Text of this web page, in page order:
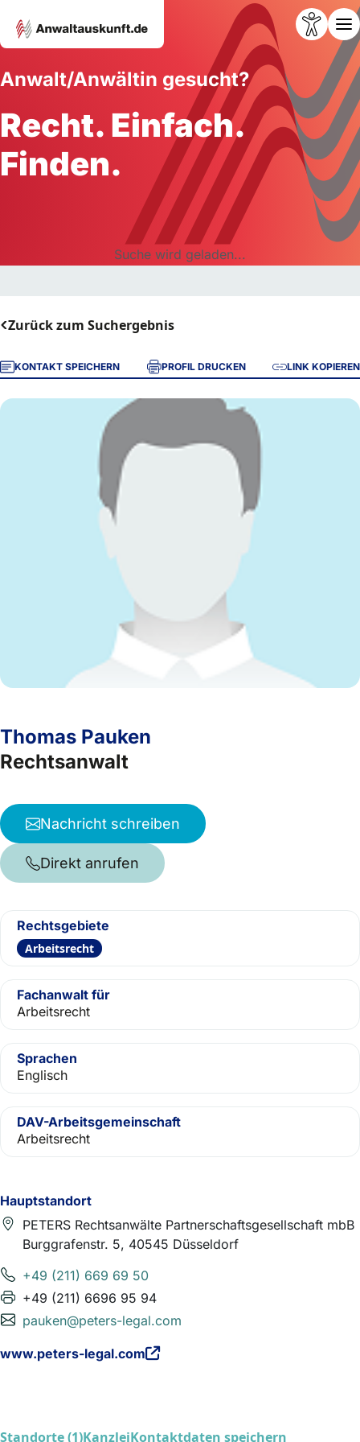
Anwalt/Anwältin gesucht?
Recht. Einfach.
Finden.
Suche wird geladen...
Zurück zum Suchergebnis
KONTAKT SPEICHERN PROFIL DRUCKEN LINK KOPIEREN
Hauptstandort
PETERS Rechtsanwälte Partnerschaftsgesellschaft mbB
Burggrafenstr. 5, 40545 Düsseldorf
+49 (211) 669 69 50
+49 (211) 6696 95 94
pauken@peters-legal.com
www.peters-legal.com
Thomas Pauken
Rechtsanwalt
Nachricht schreiben
Direkt anrufen
Rechtsgebiete
Arbeitsrecht
Fachanwalt für
Arbeitsrecht
Sprachen
Englisch
DAV-Arbeitsgemeinschaft
Arbeitsrecht
Standorte (1)KanzleiKontaktdaten speichern